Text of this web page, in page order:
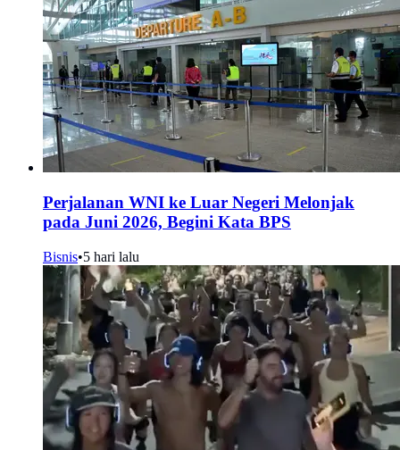
Perjalanan WNI ke Luar Negeri Melonjak
pada Juni 2026, Begini Kata BPS
Bisnis•5 hari lalu